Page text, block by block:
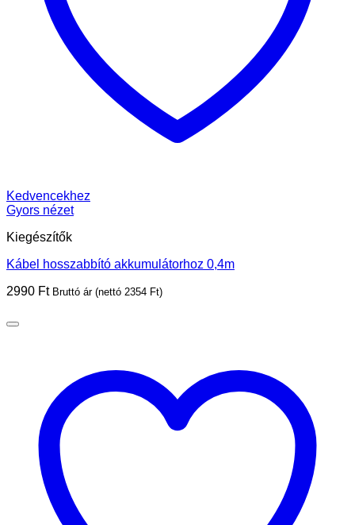
Kedvencekhez
Gyors nézet
Kiegészítők
Kábel hosszabbító akkumulátorhoz 0,4m
2990 Ft Bruttó ár (nettó 2354 Ft)